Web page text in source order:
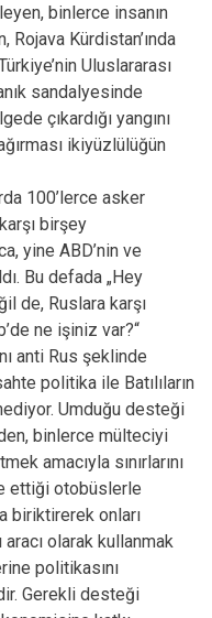
binlerce insanın
Kürdistan’ında
Uluslararası
sandalyesinde
çıkardığı yangını
ikiyüzlülüğün
100’lerce asker
birşey
yine ABD’nin ve
Bu defada „Hey
de, Ruslara karşı
ne işiniz var?“
anti Rus şeklinde
politika ile Batılıların
Umduğu desteği
binlerce mülteciyi
amacıyla sınırlarını
ettiği otobüslerle
biriktirerek onları
aracı olarak kullanmak
politikasını
Gerekli desteği